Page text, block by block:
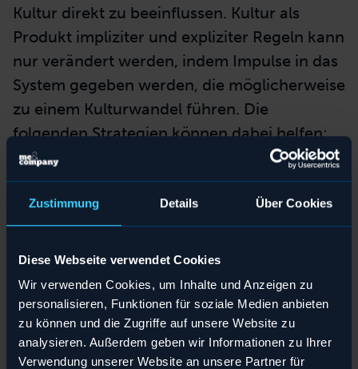
Zustimmung Details Über Cookies
Diese Webseite verwendet Cookies
Wir verwenden Cookies, um Inhalte und Anzeigen zu
personalisieren, Funktionen für soziale Medien anbieten
zu können und die Zugriffe auf unsere Website zu
analysieren. Außerdem geben wir Informationen zu Ihrer
Verwendung unserer Website an unsere Partner für
Teilen
Download
Download
Kultur direkt zu beeinflussen. Kultur als
Produkt impliziter und expliziter Regeln kann
nur verändert werden, indem Impulse in das
System gegeben werden, die möglicherweise
zu einem Kulturwandel führen. Die
folgenden Strategien können dabei helfen:
Bilden Sie Hypothesen
Auf Grundlage
der Analysen bilden Sie Hypothesen
darüber, welche Kultur-Interventionen
Richtung beitragen. Nach der
Umsetzung der Maßnahmen validieren
Sie, ob Ihre Annahmenzutreffendwaren
und leiten neue Hypothesen ab.
Teilen
Download
Teilen
Download
Download
Teilen
Download
Teilen
Download
Download